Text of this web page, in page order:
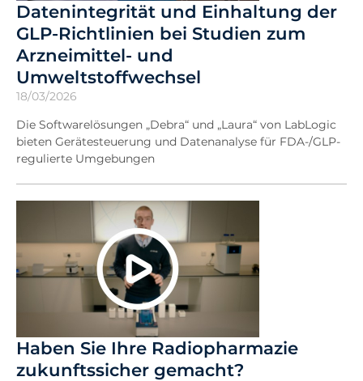
Datenintegrität und Einhaltung der
GLP-Richtlinien bei Studien zum
Arzneimittel- und
Umweltstoffwechsel
18/03/2026
Die Softwarelösungen „Debra“ und „Laura“ von LabLogic
bieten Gerätesteuerung und Datenanalyse für FDA-/GLP-
regulierte Umgebungen
Haben Sie Ihre Radiopharmazie
zukunftssicher gemacht?